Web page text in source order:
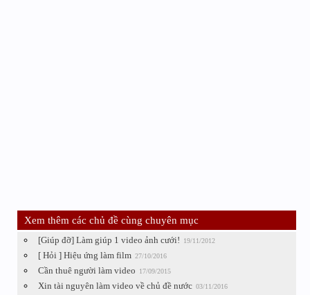
Xem thêm các chủ đề cùng chuyên mục
[Giúp đỡ] Làm giúp 1 video ảnh cưới! 19/11/2012
[ Hỏi ] Hiệu ứng làm film 27/10/2016
Cần thuê người làm video 17/09/2015
Xin tài nguyên làm video về chủ đề nước 03/11/2016